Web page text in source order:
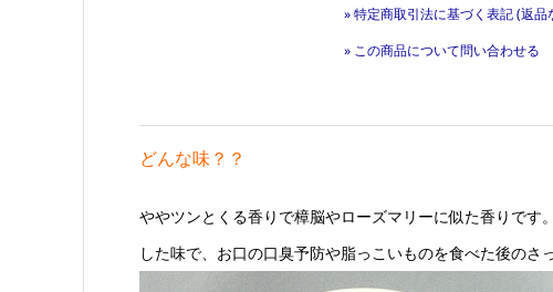
» 特定商取引法に基づく表記 (返品
» この商品について問い合わせる
どんな味？？
ややツンとくる香りで樟脳やローズマリーに似た香りで
した味で、お口の口臭予防や脂っこいものを食べた後のさ